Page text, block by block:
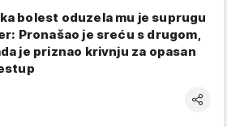
bolest oduzela mu je suprugu
Pronašao je sreću s drugom,
je priznao krivnju za opasan